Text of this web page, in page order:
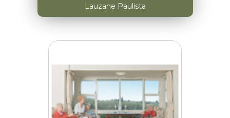
Lauzane Paulista